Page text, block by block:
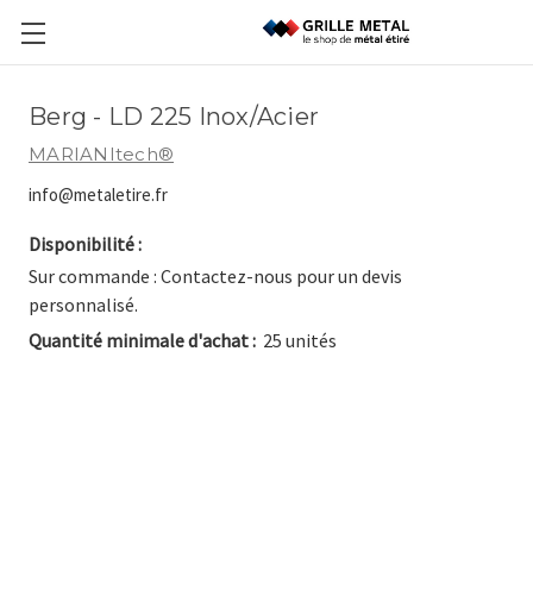
Berg - LD 225 Inox/Acier
MARIANItech®
info@metaletire.fr
Disponibilité :
Sur commande : Contactez-nous pour un devis
personnalisé.
Quantité minimale d'achat : 25 unités